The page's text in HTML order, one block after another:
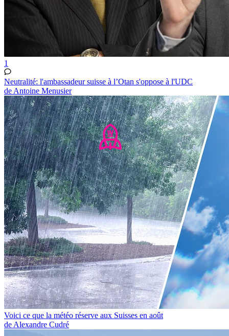
1
Neutralité: l'ambassadeur suisse à l’Otan s'oppose à l'UDC
de Antoine Menusier
Voici ce que la météo réserve aux Suisses en août
de Alexandre Cudré